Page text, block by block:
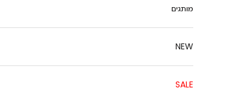
מותגים
NEW
SALE